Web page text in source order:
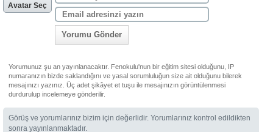
Avatar Seç
Yorumu Gönder
Yorumunuz şu an yayınlanacaktır. Fenokulu'nun bir eğitim sitesi olduğunu, IP
numaranızın bizde saklandığını ve yasal sorumluluğun size ait olduğunu bilerek
mesajınızı yazınız. Üç adet şikâyet et tuşu ile mesajınızın görüntülenmesi
durdurulup incelemeye gönderilir.
Görüş ve yorumlarınız bizim için değerlidir. Yorumlarınız kontrol edildikten
sonra yayınlanmaktadır.